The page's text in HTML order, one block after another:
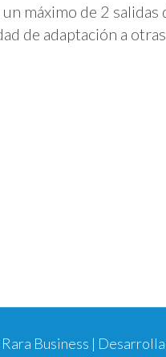
máximo de 2
de adaptación a
Rara Business |